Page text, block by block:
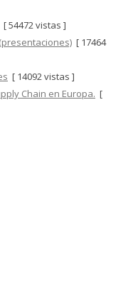
[ 54472 vistas ]
[ 17464
[ 14092 vistas ]
Chain en Europa. [